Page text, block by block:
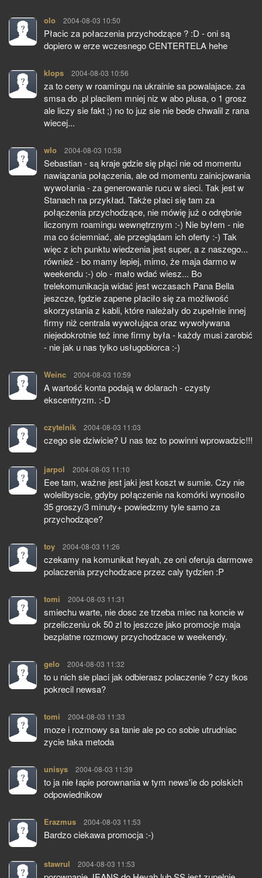
olo pisze:
2004-08-03 10:50
Płacic za połaczenia przychodzące ? :D - oni są
dopiero w erze wczesnego CENTERTELA hehe
klops pisze:
2004-08-03 10:56
za to ceny w roamingu na ukrainie sa powalajace. za
smsa do .pl placilem mniej niz w abo plusa, o 1 grosz
ale liczy sie fakt ;) no to juz sie nie bede chwalil z rana
wiecej...
wlo pisze:
2004-08-03 10:58
Sebastian - są kraje gdzie się płąci nie od momentu
nawiązania połączenia, ale od momentu zainicjowania
wywołania - za generowanie rucu w sieci. Tak jest w
Stanach na przykład. Także płaci się tam za
połączenia przychodzące, nie mówię już o odrębnie
liczonym roamingu wewnętrznym :-) Nie byłem - nie
ma co ściemniać, ale przeglądam ich oferty :-) Tak
więc z ich punktu wiedzenia jest super, a z naszego...
również - bo mamy lepiej, mimo, że maja darmo w
weekendu :-) olo - mało wdać wiesz... Bo
trelekomunikacja widać jest wczasach Pana Bella
jeszcze, fgdzie zapene płaciło się za możliwość
skorzystania z kabli, które należały do zupełnie innej
firmy niż centrala wywołująca oraz wywoływana
niejedokrotnie też inne firmy była - każdy musi zarobić
- nie jak u nas tylko usługobiorca :-)
Weinc pisze:
2004-08-03 10:59
A wartość konta podają w dolarach - czysty
ekscentryzm. :-D
czytelnik pisze:
2004-08-03 11:03
czego sie dziwicie? U nas tez to powinni wprowadzic!!!
jarpol pisze:
2004-08-03 11:10
Eee tam, ważne jest jaki jest koszt w sumie. Czy nie
wolelibyscie, gdyby połączenie na komórki wynosiło
35 groszy/3 minuty+ powiedzmy tyle samo za
przychodzące?
toy pisze:
2004-08-03 11:26
czekamy na komunikat heyah, ze oni oferuja darmowe
polaczenia przychodzace przez caly tydzien :P
tomi pisze:
2004-08-03 11:31
smiechu warte, nie dosc ze trzeba miec na koncie w
przeliczeniu ok 50 zl to jeszcze jako promocje maja
bezplatne rozmowy przychodzace w weekendy.
gelo pisze:
2004-08-03 11:32
to u nich sie placi jak odbierasz polaczenie ? czy tkos
pokrecil newsa?
tomi pisze:
2004-08-03 11:33
moze i rozmowy sa tanie ale po co sobie utrudniac
zycie taka metoda
unisys pisze:
2004-08-03 11:39
to ja nie łapie porownania w tym news'ie do polskich
odpowiednikow
Erazmus pisze:
2004-08-03 11:53
Bardzo ciekawa promocja :-)
stawrul pisze:
2004-08-03 11:53